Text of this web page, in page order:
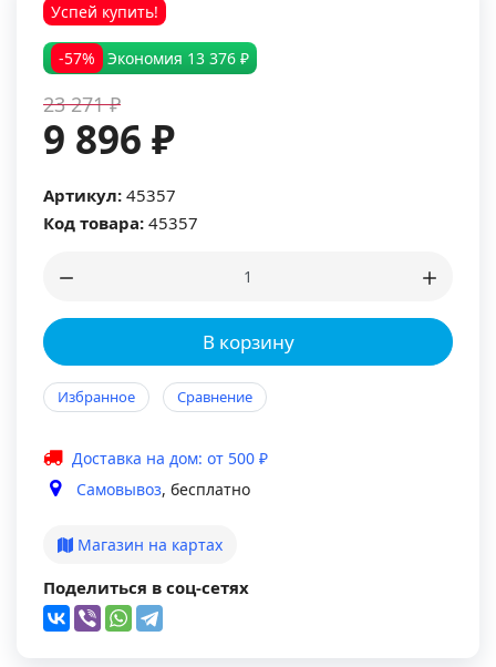
Успей купить!
-57% Экономия 13 376 ₽
23 271 ₽
9 896 ₽
Артикул: 45357
Код товара: 45357
В корзину
Избранное Сравнение
Доставка на дом: от 500 ₽
Самовывоз, бесплатно
Магазин на картах
Поделиться в соц-сетях